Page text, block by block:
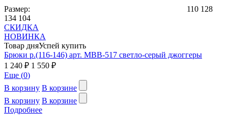
Размер: 110 128
134 104
СКИДКА
НОВИНКА
Товар дняУспей купить
Брюки р.(116-146) арт. MBB-517 светло-серый джоггеры
1 240 ₽ 1 550 ₽
Еще (0)
В корзину В корзине
В корзину В корзине
Подробнее